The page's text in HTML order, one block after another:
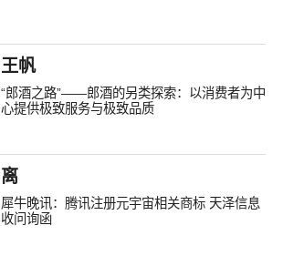
王帆
“郎酒之路”——郎酒的另类探索：以消费者为中
心提供极致服务与极致品质
离
犀牛晚讯：腾讯注册元宇宙相关商标 天泽信息
收问询函